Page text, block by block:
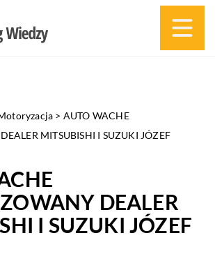
> AUTO WACHE
MITSUBISHI I SUZUKI JÓZEF
DEALER
I SUZUKI JÓZEF